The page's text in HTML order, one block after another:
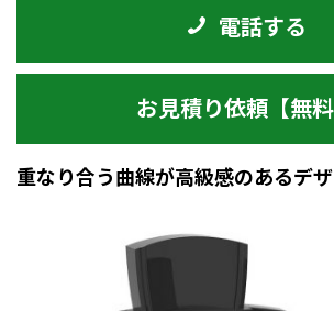
電話する
お見積り依頼【無料
重なり合う曲線が高級感のあるデ